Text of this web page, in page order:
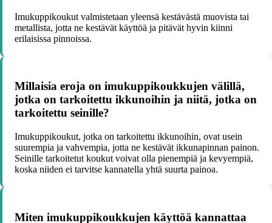
Imukuppikoukut valmistetaan yleensä kestävästä muovista tai
metallista, jotta ne kestävät käyttöä ja pitävät hyvin kiinni
erilaisissa pinnoissa.
Millaisia eroja on imukuppikoukkujen välillä,
jotka on tarkoitettu ikkunoihin ja niitä, jotka on
tarkoitettu seinille?
Imukuppikoukut, jotka on tarkoitettu ikkunoihin, ovat usein
suurempia ja vahvempia, jotta ne kestävät ikkunapinnan painon.
Seinille tarkoitetut koukut voivat olla pienempiä ja kevyempiä,
koska niiden ei tarvitse kannatella yhtä suurta painoa.
Miten imukuppikoukkujen käyttöä kannattaa